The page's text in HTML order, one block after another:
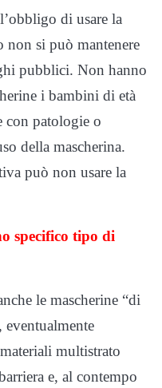
di usare la
non si può mantenere
pubblici. Non hanno
i bambini di età
con patologie o
della mascherina.
può non usare la
specifico tipo di
le mascherine “di
multistrato
e, al contempo